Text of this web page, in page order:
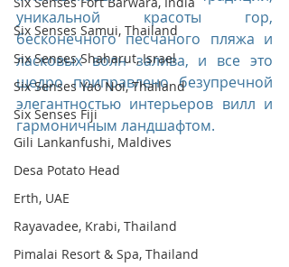
Six Senses Samui, Thailand
Six Senses Shaharut, Israel
Six Senses Yao Noi, Thailand
Six Senses Fiji
Gili Lankanfushi, Maldives
Desa Potato Head
Erth, UAE
Rayavadee, Krabi, Thailand
Pimalai Resort & Spa, Thailand
уникальной красоты гор,
бесконечного песчаного пляжа и
ласковых волн залива, и все это
щедро приправлено безупречной
элегантностью интерьеров вилл и
гармоничным ландшафтом.